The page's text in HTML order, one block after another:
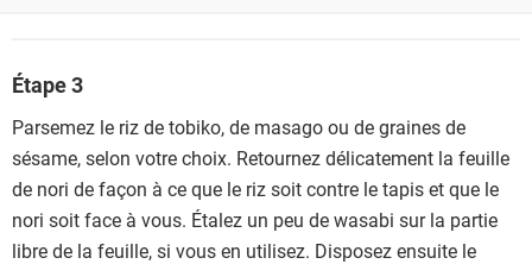
Étape 3
Parsemez le riz de tobiko, de masago ou de graines de
sésame, selon votre choix. Retournez délicatement la feuille
de nori de façon à ce que le riz soit contre le tapis et que le
nori soit face à vous. Étalez un peu de wasabi sur la partie
libre de la feuille, si vous en utilisez. Disposez ensuite le